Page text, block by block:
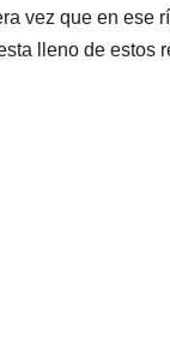
vez que en ese
lleno de estos